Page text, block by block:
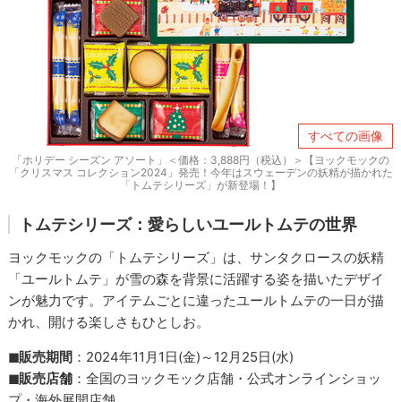
すべての画像
「ホリデー シーズン アソート」＜価格：3,888円（税込）＞【ヨックモックの
「クリスマス コレクション2024」発売！今年はスウェーデンの妖精が描かれた
「トムテシリーズ」が新登場！】
トムテシリーズ：愛らしいユールトムテの世界
ヨックモックの「トムテシリーズ」は、サンタクロースの妖精
「ユールトムテ」が雪の森を背景に活躍する姿を描いたデザイ
ンが魅力です。アイテムごとに違ったユールトムテの一日が描
かれ、開ける楽しさもひとしお。
◼︎販売期間 ：2024年11月1日(金)～12月25日(水)
◼︎販売店舗 ：全国のヨックモック店舗・公式オンラインショッ